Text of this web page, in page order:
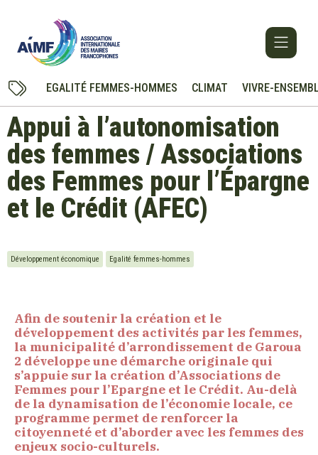
EGALITÉ FEMMES-HOMMES CLIMAT VIVRE-
Appui à l’autonomisation
des femmes / Associations
des Femmes pour l’Épargne
et le Crédit (AFEC)
Développement économique Egalité femmes-hommes
Afin de soutenir la création et le
développement des activités par les femmes,
la municipalité d’arrondissement de Garoua
2 développe une démarche originale qui
s’appuie sur la création d’Associations de
Femmes pour l’Epargne et le Crédit. Au-delà
de la dynamisation de l’économie locale, ce
programme permet de renforcer la
citoyenneté et d’aborder avec les femmes des
enjeux socio-culturels.